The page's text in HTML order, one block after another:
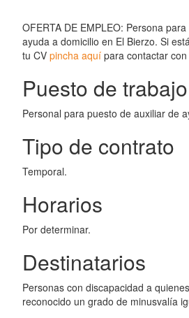
OFERTA DE EMPLEO: Persona
ayuda a domicilio en El Bierzo. Si
tu CV pincha aquí para contactar
Puesto de
Personal para puesto de auxiliar de
Tipo de contrato
Temporal.
Horarios
Por determinar.
Destinatarios
Personas con discapacidad a
reconocido un grado de minusvalía